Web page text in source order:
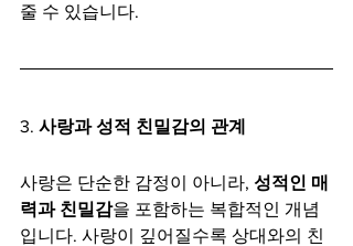
줄 수 있습니다.
3. 사랑과 성적 친밀감의 관계
사랑은 단순한 감정이 아니라, 성적인 매
력과 친밀감을 포함하는 복합적인 개념
입니다. 사랑이 깊어질수록 상대와의 친